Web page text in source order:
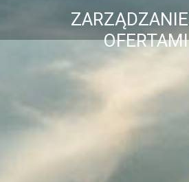
ZARZĄDZANIE
OFERTAMI